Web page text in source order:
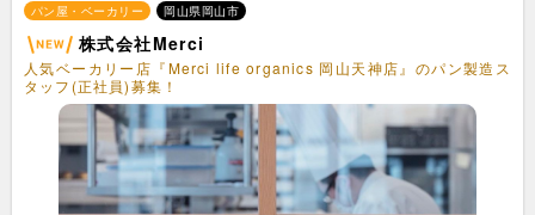
パン屋・ベーカリー
岡山県岡山市
株式会社Merci
人気ベーカリー店『Merci life organics 岡山天神店』のパン製造ス
タッフ(正社員)募集！